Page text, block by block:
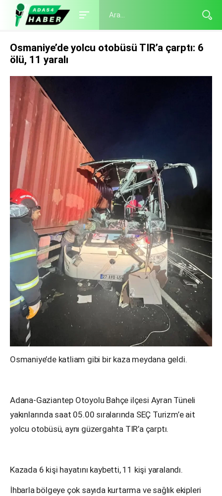
Osmaniye’de yolcu otobüsü TIR’a çarptı: 6
ölü, 11 yaralı
Osmaniye’de katliam gibi bir kaza meydana geldi.
Adana-Gaziantep Otoyolu Bahçe ilçesi Ayran Tüneli
yakınlarında saat 05.00 sıralarında SEÇ Turizm’e ait
yolcu otobüsü, aynı güzergahta TIR’a çarptı.
Kazada 6 kişi hayatını kaybetti, 11 kişi yaralandı.
İhbarla bölgeye çok sayıda kurtarma ve sağlık ekipleri